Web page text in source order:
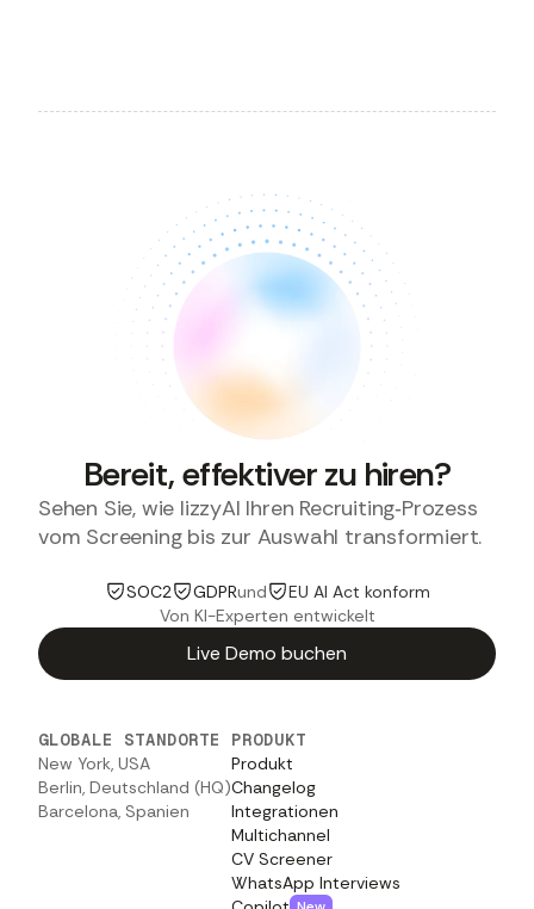
Bereit, effektiver zu hiren?
Sehen Sie, wie lizzyAI Ihren Recruiting‑Prozess
vom Screening bis zur Auswahl transformiert.
SOC2 GDPRund
EU AI Act konform
Von KI-Experten entwickelt
Live Demo buchen
GLOBALE STANDORTE
New York, USA
Berlin, Deutschland (HQ)
Barcelona, Spanien
PRODUKT
Produkt
Changelog
Integrationen
Multichannel
CV Screener
WhatsApp Interviews